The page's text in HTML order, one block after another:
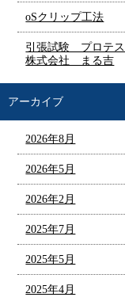
oSクリップ工法
引張試験 プロテ
株式会社 まる吉
アーカイブ
2026年8月
2026年5月
2026年2月
2025年7月
2025年5月
2025年4月